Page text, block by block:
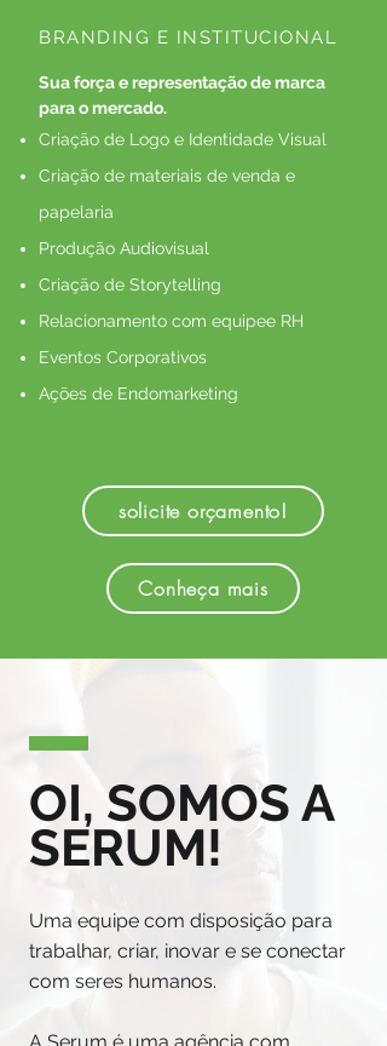
BRANDING E INSTITUCIONAL
Sua força e representação de marca
para o mercado.
Criação de Logo e Identidade Visual
Criação de materiais de venda e
papelaria
Produção Audiovisual
Criação de Storytelling
Relacionamento com equipee RH
Eventos Corporativos
Ações de Endomarketing
solicite orçamento!
Conheça mais
OI, SOMOS A
SERUM!
Uma equipe com disposição para
trabalhar, criar, inovar e se conectar
com seres humanos.